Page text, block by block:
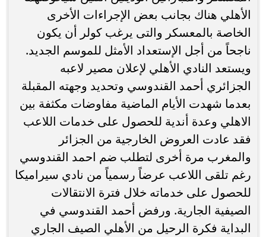
الأهلي هناك بجانب بعض الإجراءات الأخرى
الخاصة بالمعسكر والتى يرغب كولر أن يكون
ناجحاً من أجل الإستعداد الأمثل للموسم الجديد.
ويستعد النادي الأهلي لإعلان مصير لاعبه
الجزائري أحمد القندوسي وتحديد وجهته المقبلة
بعدما شهدت الأيام الماضية مفاوضات مكثفة بين
الاهلي وعدة أندية للحصول على خدمات اللاعب
فقد عادت العروض الخارجية من الجزائر
والمغرب مرة أخرى لتطلب ضم احمد القندوسي
رغم تلقى اللاعب عرضاً رسمياً من نادي سيراميكا
للحصول على خدماته خلال فترة الانتقالات
الصيفية الجارية. ورفض أحمد القندوسي في
البداية فكرة الرحيل من الأهلي الصيف الجاري